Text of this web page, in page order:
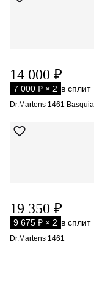
14 000 ₽
7 000 ₽ × 2 в сплит
Dr.Martens 1461
19 350 ₽
9 675 ₽ × 2 в сплит
Dr.Martens 1461